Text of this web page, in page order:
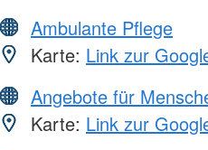
Ambulante Pflege
Karte: Link zur
Angebote für
Karte: Link zur